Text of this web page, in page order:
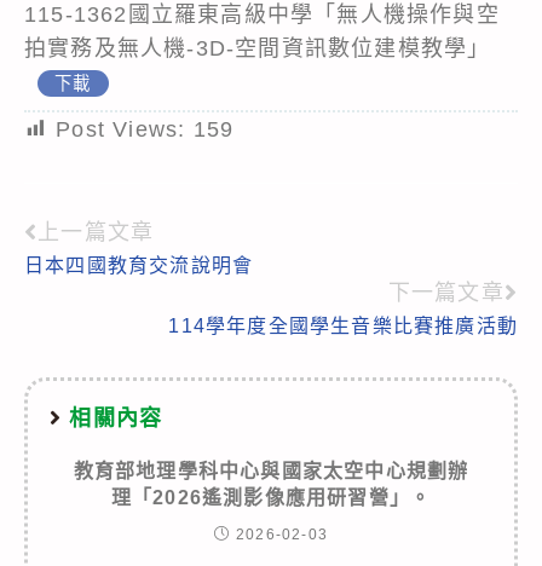
115-1362國立羅東高級中學「無人機操作與空
拍實務及無人機-3D-空間資訊數位建模教學」
下載
Post Views: 159
Read
more
上一篇文章
日本四國教育交流說明會
下一篇文章
114學年度全國學生音樂比賽推廣活動
相關內容
教育部地理學科中心與國家太空中心規劃辦
理「2026遙測影像應用研習營」。
2026-02-03